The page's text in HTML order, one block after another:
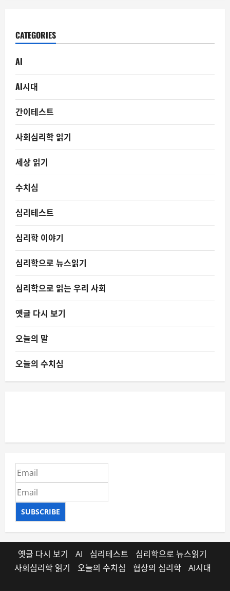
CATEGORIES
AI
AI시대
간이테스트
사회심리학 읽기
세상 읽기
수치심
심리테스트
심리학 이야기
심리학으로 뉴스읽기
심리학으로 읽는 우리 사회
옛글 다시 보기
오늘의 말
오늘의 수치심
SUBSCRIBE
옛글 다시 보기 AI 심리테스트
심리학으로 뉴스읽기
사회심리학 읽기
오늘의 수치심 협상의 심리학 AI시대